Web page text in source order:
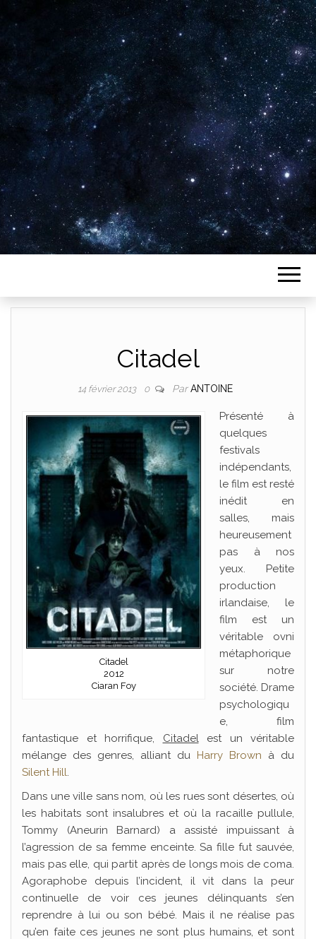
Plus de 2800 critiques de films
Citadel
14 février 2013 0 ParANTOINE
Citadel
2012
Ciaran Foy
Présenté à
quelques
festivals
indépendants,
le film est resté
inédit en
salles, mais
heureusement
pas à nos
yeux. Petite
production
irlandaise, le
film est un
véritable ovni
métaphorique
sur notre
société. Drame
psychologiqu
e, film
fantastique et horrifique, Citadelest un véritable
mélange des genres, alliant du Harry Brown à du
Silent Hill.
Dans une ville sans nom, où les rues sont désertes, où
les habitats sont insalubres et où la racaille pullule,
Tommy (Aneurin Barnard) a assisté impuissant à
l’agression de sa femme enceinte. Sa fille fut sauvée,
mais pas elle, qui partit après de longs mois de coma.
Agoraphobe depuis l’incident, il vit dans la peur
continuelle de voir ces jeunes délinquants s’en
reprendre à lui ou son bébé. Mais il ne réalise pas
qu’en faite ces jeunes ne sont plus humains, et sont